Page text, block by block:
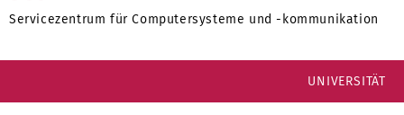
Servicezentrum für Computersysteme und -kommunikation
UNIVERSITÄT